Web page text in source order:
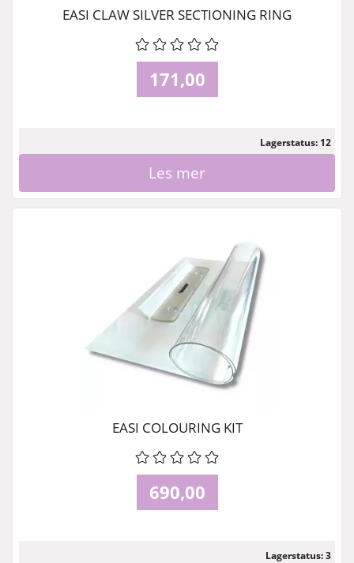
EASI CLAW SILVER SECTIONING RING
171,00
Lagerstatus: 12
Les mer
EASI COLOURING KIT
690,00
Lagerstatus: 3